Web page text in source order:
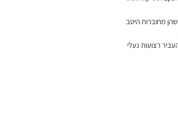
שהן מחוברות היטב
רצועות נעלי